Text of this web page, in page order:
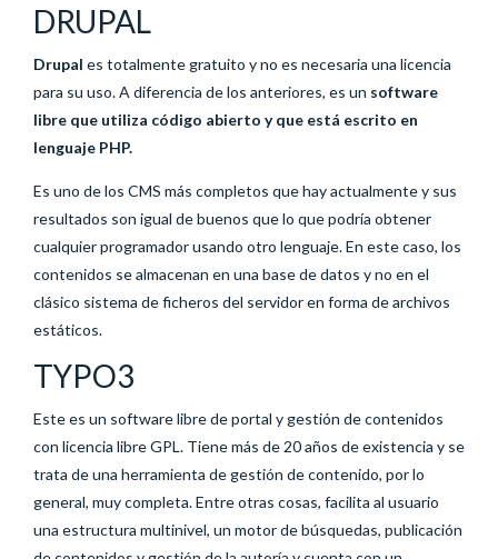
DRUPAL
Drupal es totalmente gratuito y no es necesaria una licencia
para su uso. A diferencia de los anteriores, es un software
libre que utiliza código abierto y que está escrito en
lenguaje PHP.
Es uno de los CMS más completos que hay actualmente y sus
resultados son igual de buenos que lo que podría obtener
cualquier programador usando otro lenguaje. En este caso, los
contenidos se almacenan en una base de datos y no en el
clásico sistema de ficheros del servidor en forma de archivos
estáticos.
TYPO3
Este es un software libre de portal y gestión de contenidos
con licencia libre GPL. Tiene más de 20 años de existencia y se
trata de una herramienta de gestión de contenido, por lo
general, muy completa. Entre otras cosas, facilita al usuario
una estructura multinivel, un motor de búsquedas, publicación